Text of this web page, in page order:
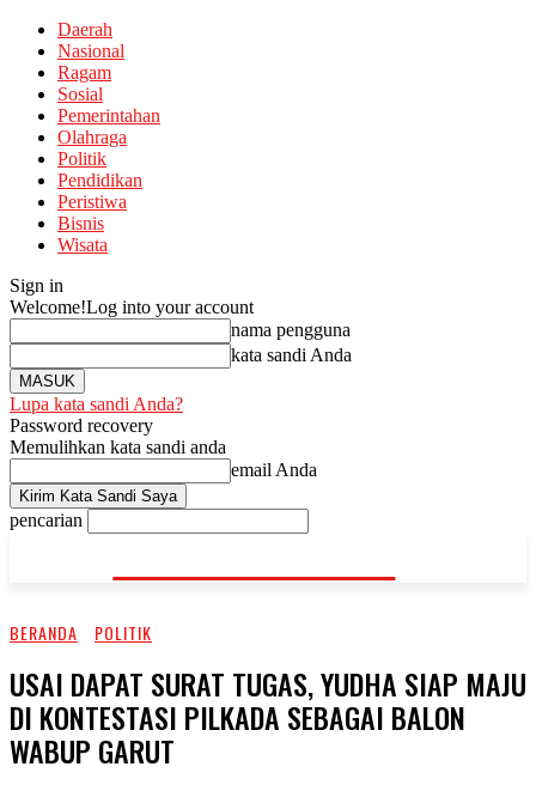
Daerah
Nasional
Ragam
Sosial
Pemerintahan
Olahraga
Politik
Pendidikan
Peristiwa
Bisnis
Wisata
Sign in
Welcome!Log into your account
nama pengguna
kata sandi Anda
Lupa kata sandi Anda?
Password recovery
Memulihkan kata sandi anda
email Anda
pencarian
KORAN-FAKTA.ID
BERANDA POLITIK
USAI DAPAT SURAT TUGAS, YUDHA SIAP MAJU
DI KONTESTASI PILKADA SEBAGAI BALON
WABUP GARUT